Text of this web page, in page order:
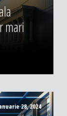
mari
28, 2024